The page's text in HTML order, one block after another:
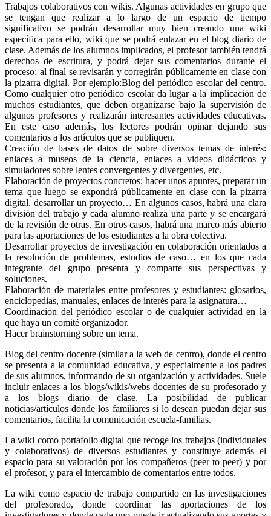
Trabajos colaborativos con wikis. Algunas actividades en grupo que
se tengan que realizar a lo largo de un espacio de tiempo
significativo se podrán desarrollar muy bien creando una wiki
específica para ello, wiki que se podrá enlazar en el blog diario de
clase. Además de los alumnos implicados, el profesor también tendrá
derechos de escritura, y podrá dejar sus comentarios durante el
proceso; al final se revisarán y corregirán públicamente en clase con
la pizarra digital. Por ejemplo:Blog del periódico escolar del centro.
Como cualquier otro periódico escolar da lugar a la implicación de
muchos estudiantes, que deben organizarse bajo la supervisión de
algunos profesores y realizarán interesantes actividades educativas.
En este caso además, los lectores podrán opinar dejando sus
comentarios a los artículos que se publiquen.
Creación de bases de datos de sobre diversos temas de interés:
enlaces a museos de la ciencia, enlaces a videos didácticos y
simuladores sobre lentes convergentes y divergentes, etc.
Elaboración de proyectos concretos: hacer unos apuntes, preparar un
tema que luego se expondrá públicamente en clase con la pizarra
digital, desarrollar un proyecto… En algunos casos, habrá una clara
división del trabajo y cada alumno realiza una parte y se encargará
de la revisión de otras. En otros casos, habrá una marco más abierto
para las aportaciones de los estudiantes a la obra colectiva.
Desarrollar proyectos de investigación en colaboración orientados a
la resolución de problemas, estudios de caso… en los que cada
integrante del grupo presenta y comparte sus perspectivas y
soluciones.
Elaboración de materiales entre profesores y estudiantes: glosarios,
enciclopedias, manuales, enlaces de interés para la asignatura…
Coordinación del periódico escolar o de cualquier actividad en la
que haya un comité organizador.
Hacer brainstorning sobre un tema.
Blog del centro docente (similar a la web de centro), donde el centro
se presenta a la comunidad educativa, y especialmente a los padres
de sus alumnos, informando de su organización y actividades. Suele
incluir enlaces a los blogs/wikis/webs docentes de su profesorado y
a los blogs diario de clase. La posibilidad de publicar
noticias/artículos donde los familiares si lo desean puedan dejar sus
comentarios, facilita la comunicación escuela-familias.
La wiki como portafolio digital que recoge los trabajos (individuales
y colaborativos) de diversos estudiantes y constituye además el
espacio para su valoración por los compañeros (peer to peer) y por
el profesor, y para el intercambio de comentarios entre todos.
La wiki como espacio de trabajo compartido en las investigaciones
del profesorado, donde coordinar las aportaciones de los